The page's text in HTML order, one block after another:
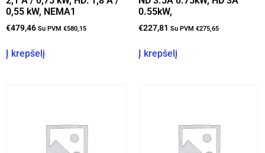
0,55 kW, NEMA1
€479,46 Su PVM €580,15
Į krepšelį
0.55kW,
€227,81 Su PVM €275,65
Į krepšelį